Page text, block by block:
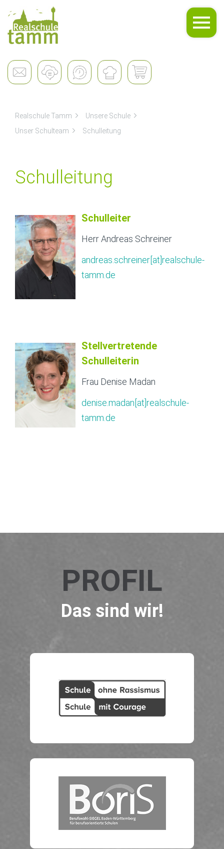
Unsere Schule
Realschule Tamm
Unsere Schule
Unser Schulteam
Schulleitung
Schulleitung
Schulleiter
Herr Andreas Schreiner
andreas.schreiner[at]realschule-
tamm.de
Stellvertretende
Schulleiterin
Frau Denise Madan
denise.madan[at]realschule-
tamm.de
PROFIL
Das sind wir!